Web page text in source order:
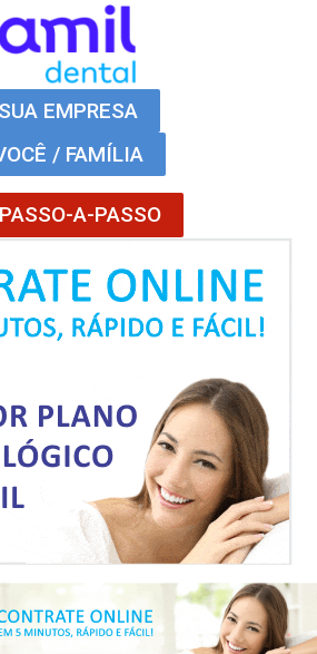
SUA EMPRESA
/ FAMÍLIA
A-PASSO